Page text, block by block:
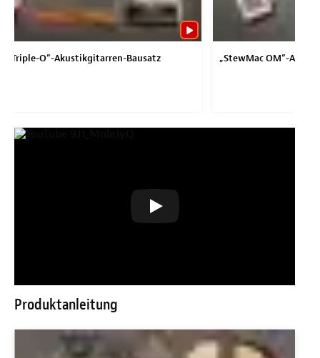
Triple-O“-Akustikgitarren-Bausatz „StewMac OM“-
Produktanleitung